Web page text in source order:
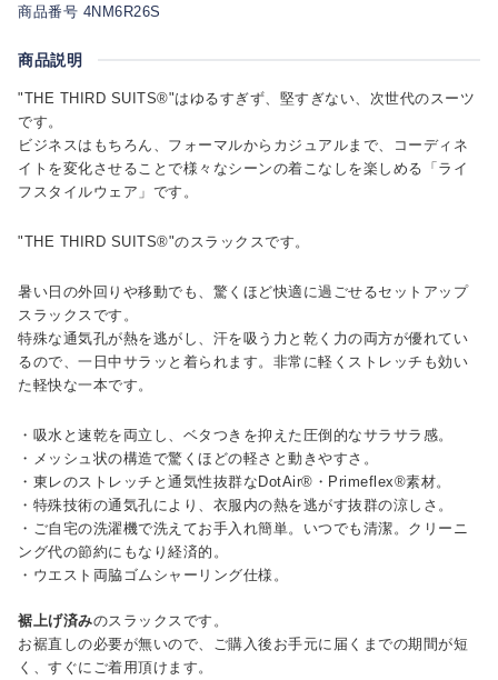
商品番号 4NM6R26S
商品説明
"THE THIRD SUITS®"はゆるすぎず、堅すぎない、次世代のスーツ
です。
ビジネスはもちろん、フォーマルからカジュアルまで、コーディネ
イトを変化させることで様々なシーンの着こなしを楽しめる「ライ
フスタイルウェア」です。
"THE THIRD SUITS®"のスラックスです。
暑い日の外回りや移動でも、驚くほど快適に過ごせるセットアップ
スラックスです。
特殊な通気孔が熱を逃がし、汗を吸う力と乾く力の両方が優れてい
るので、一日中サラッと着られます。非常に軽くストレッチも効い
た軽快な一本です。
・吸水と速乾を両立し、ベタつきを抑えた圧倒的なサラサラ感。
・メッシュ状の構造で驚くほどの軽さと動きやすさ。
・東レのストレッチと通気性抜群なDotAir®・Primeflex®素材。
・特殊技術の通気孔により、衣服内の熱を逃がす抜群の涼しさ。
・ご自宅の洗濯機で洗えてお手入れ簡単。いつでも清潔。クリーニ
ング代の節約にもなり経済的。
・ウエスト両脇ゴムシャーリング仕様。
裾上げ済みのスラックスです。
お裾直しの必要が無いので、ご購入後お手元に届くまでの期間が短
く、すぐにご着用頂けます。